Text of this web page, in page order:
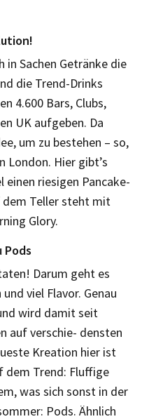
in Sachen Getränke die
die Trend-Drinks
4.600 Bars, Clubs,
UK aufgeben. Da
um zu bestehen – so,
London. Hier gibt’s
einen riesigen Pancake-
dem Teller steht mit
Glory.
Pods
Darum geht es
viel Flavor. Genau
wird damit seit
auf verschie- densten
Kreation hier ist
dem Trend: Fluffige
was sich sonst in der
Pods. Ähnlich